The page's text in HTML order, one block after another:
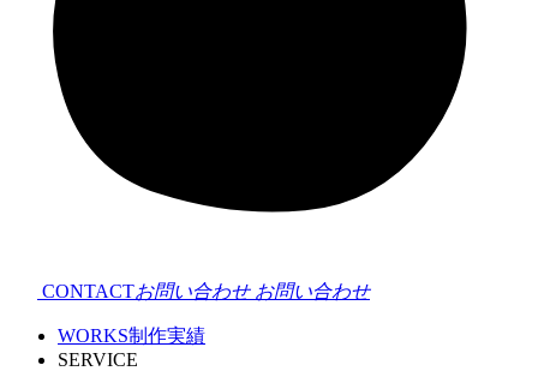
CONTACTお問い合わせ お問い合わせ
WORKS制作実績
SERVICE